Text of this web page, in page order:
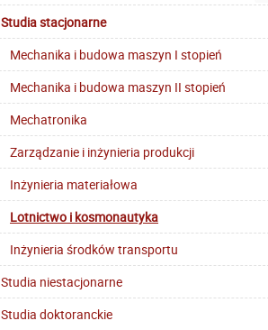
Studia stacjonarne
Mechanika i budowa maszyn I stopień
Mechanika i budowa maszyn II stopień
Mechatronika
Zarządzanie i inżynieria produkcji
Inżynieria materiałowa
Lotnictwo i kosmonautyka
Inżynieria środków transportu
Studia niestacjonarne
Studia doktoranckie